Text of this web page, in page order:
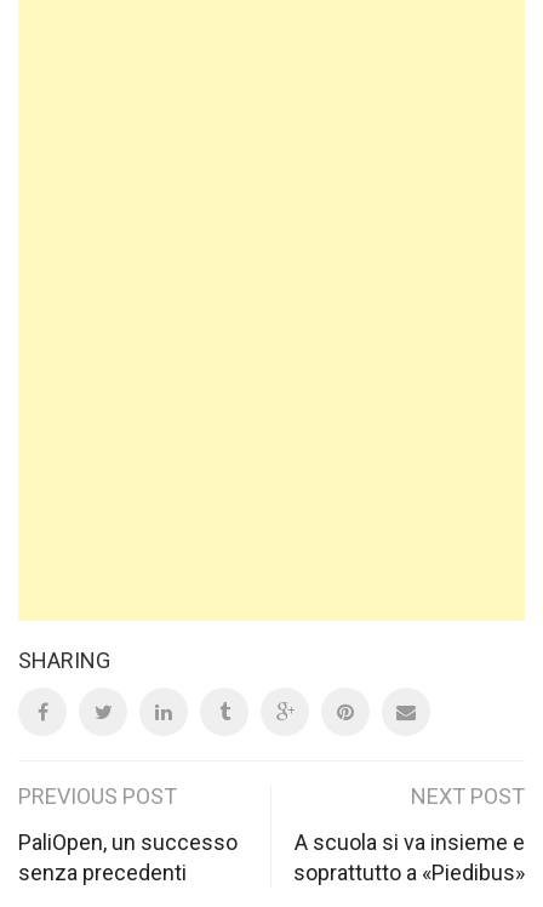
SHARING
Post
navigation
PREVIOUS POST
PaliOpen, un successo
senza precedenti
NEXT POST
A scuola si va insieme e
soprattutto a «Piedibus»